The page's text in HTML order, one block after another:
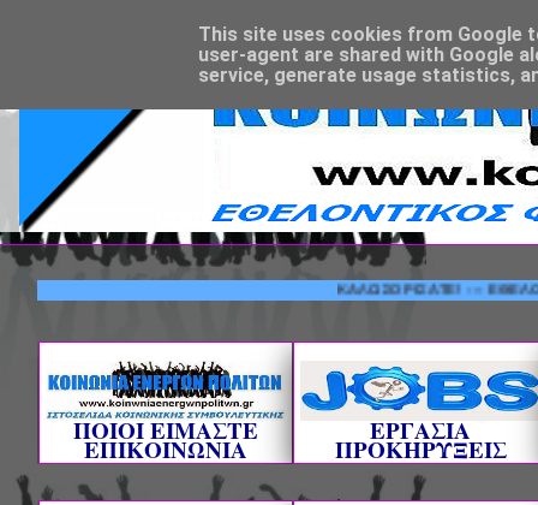
ΚΑΛΩΣΟΡΙΣΑΤΕ! ---
ΠΟΙΟΙ ΕΙΜΑΣΤΕ
ΕΠΙΚΟΙΝΩΝΙΑ
ΕΡΓΑΣΙΑ
ΠΡΟΚΗΡΥΞΕΙΣ
This site uses cookies from Google
user-agent are shared with Google
service, generate usage statistics,